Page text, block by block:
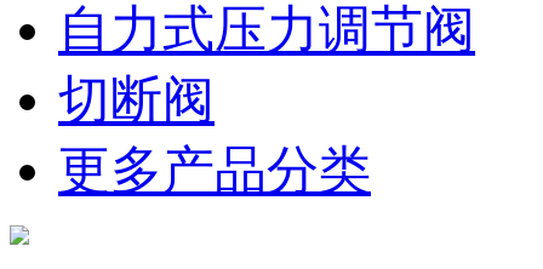
自力式压力调节阀
切断阀
更多产品分类